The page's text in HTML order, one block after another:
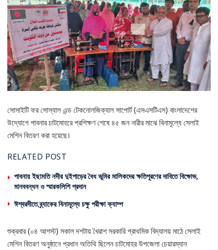
সোসাইটি ফর সোস্যাল এন্ড টেকনোলজিক্যাল সাপোর্ট (এসএসটিএস) বাংলাদেশের
উদ্যোগে পাবনার চাটমোহরে প্রশিক্ষণ শেষে ৪৫ জন নারীর মাঝে বিনামূল্যে সেলাই
মেশিন বিতরণ করা হয়েছে।
RELATED POST
পাবনায় ইছামতি নদীর দুইপাড়ের বৈধ ভূমির মালিকদের ক্ষতিপূরণের দাবিতে বিক্ষোভ,
মানববন্ধন ও স্মারকলিপি প্রদান
ঈশ্বরদীতে ব্র্যাকের বিনামূল্যে চক্ষু পরীক্ষা ক্যাম্প
শুক্রবার (০৪ আগস্ট) সকাল দশটায় খৈরাশ সরকারি প্রাথমিক বিদ্যালয় মাঠে সেলাই
মেশিন বিতরণ অনুষ্ঠানে প্রধান অতিথি ছিলেন চাটমোহর উপজেলা চেয়ারম্যান